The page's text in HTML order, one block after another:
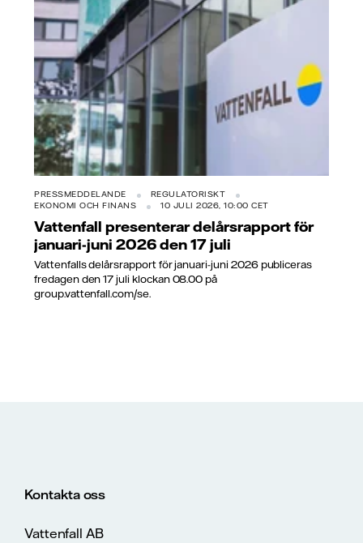
PRESSMEDDELANDE
REGULATORISKT
EKONOMI OCH FINANS
10 JULI 2026, 10:00 CET
Vattenfall presenterar delårsrapport för
januari-juni 2026 den 17 juli
Vattenfalls delårsrapport för januari-juni 2026 publiceras
fredagen den 17 juli klockan 08.00 på
group.vattenfall.com/se.
Kontakta oss
Vattenfall AB